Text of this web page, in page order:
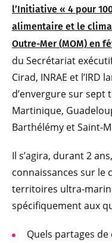
l’Initiative « 4 pour
alimentaire et le
Outre-Mer (MOM) en
du Secrétariat
Cirad, INRAE et
d’envergure sur sept
Martinique,
Barthélémy et Saint-
Il s’agira, durant 2
connaissances sur le
territoires ultra-
spécifiquement aux
Quels partages